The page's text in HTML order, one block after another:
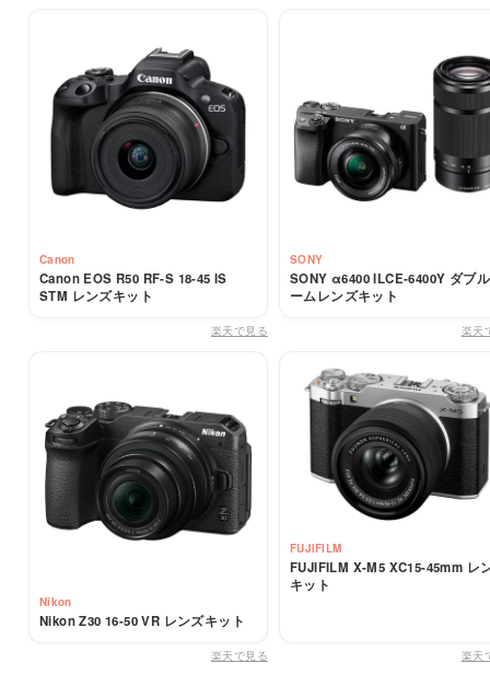
Canon
Canon EOS R50 RF-S 18-45 IS
STM レンズキット
楽天で見る
SONY
SONY α6400 ILCE-6400Y ダブ
ームレンズキット
楽天
Nikon
Nikon Z30 16-50 VR レンズキット
楽天で見る
FUJIFILM
FUJIFILM X-M5 XC15-45mm レ
キット
楽天